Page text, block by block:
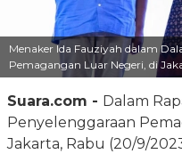
Menaker Ida Fauziyah dalam
Pemagangan Luar Negeri, di
Suara.com - Dalam
Penyelenggaraan
Jakarta, Rabu (20/9/